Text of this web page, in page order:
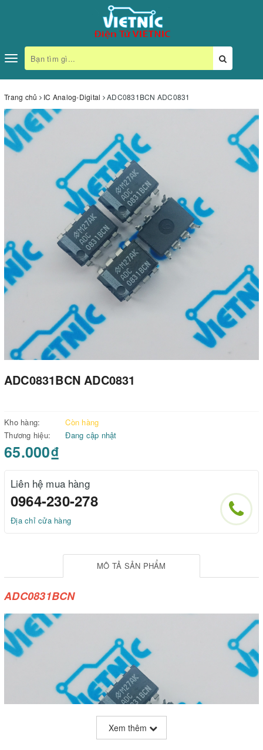
Toggle
navigation
Trang chủ IC Analog-Digital ADC0831BCN ADC0831
ADC0831BCN ADC0831
Kho hàng:
Còn hàng
Thương hiệu:
Đang cập nhật
65.000₫
Liên hệ mua hàng
0964-230-278
Địa chỉ cửa hàng
MÔ TẢ SẢN PHẨM
ADC0831BCN
Xem thêm